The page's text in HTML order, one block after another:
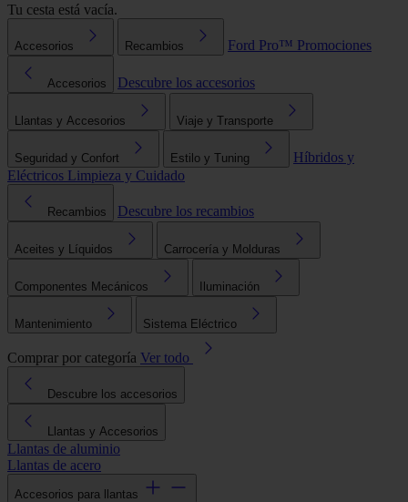
Tu cesta está vacía.
Accesorios Recambios Ford Pro™ Promociones
Accesorios Descubre los accesorios
Llantas y Accesorios Viaje y Transporte
Seguridad y Confort Estilo y Tuning
Híbridos y
Eléctricos Limpieza y Cuidado
Recambios Descubre los recambios
Aceites y Líquidos Carrocería y Molduras
Componentes Mecánicos Iluminación
Mantenimiento Sistema Eléctrico
Comprar por categoría Ver todo
Descubre los accesorios
Llantas y Accesorios
Llantas de aluminio
Llantas de acero
Accesorios para llantas